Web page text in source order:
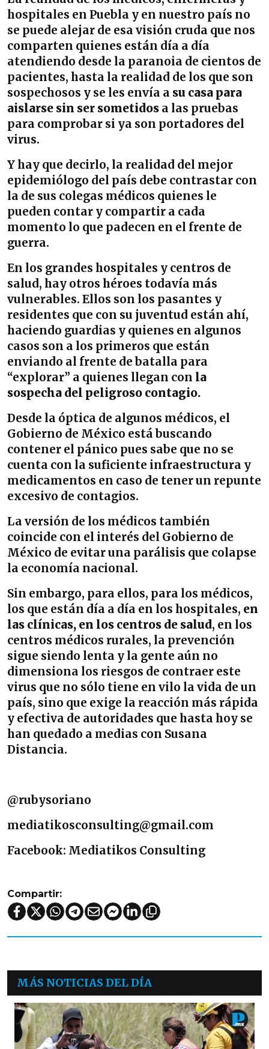
hospitales en Puebla y en nuestro país no
se puede alejar de esa visión cruda que nos
comparten quienes están día a día
atendiendo desde la paranoia de cientos de
pacientes, hasta la realidad de los que son
sospechosos y se les envía a su casa para
aislarse sin ser sometidos a las pruebas
para comprobar si ya son portadores del
virus.
Y hay que decirlo, la realidad del mejor
epidemiólogo del país debe contrastar con
la de sus colegas médicos quienes le
pueden contar y compartir a cada
momento lo que padecen en el frente de
guerra.
En los grandes hospitales y centros de
salud, hay otros héroes todavía más
vulnerables. Ellos son los pasantes y
residentes que con su juventud están ahí,
haciendo guardias y quienes en algunos
casos son a los primeros que están
enviando al frente de batalla para
“explorar” a quienes llegan con la
sospecha del peligroso contagio.
Desde la óptica de algunos médicos, el
Gobierno de México está buscando
contener el pánico pues sabe que no se
cuenta con la suficiente infraestructura y
medicamentos en caso de tener un repunte
excesivo de contagios.
La versión de los médicos también
coincide con el interés del Gobierno de
México de evitar una parálisis que colapse
la economía nacional.
Sin embargo, para ellos, para los médicos,
los que están día a día en los hospitales, en
las clínicas, en los centros de salud, en los
centros médicos rurales, la prevención
sigue siendo lenta y la gente aún no
dimensiona los riesgos de contraer este
virus que no sólo tiene en vilo la vida de un
país, sino que exige la reacción más rápida
y efectiva de autoridades que hasta hoy se
han quedado a medias con Susana
Distancia.
@rubysoriano
mediatikosconsulting@gmail.com
Facebook: Mediatikos Consulting
Compartir:
MÁS NOTICIAS DEL DÍA